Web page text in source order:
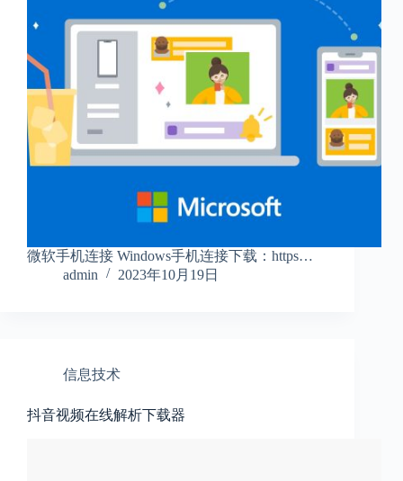
微软手机连接 Windows手机连接下载：https…
admin
2023年10月19日
信息技术
抖音视频在线解析下载器